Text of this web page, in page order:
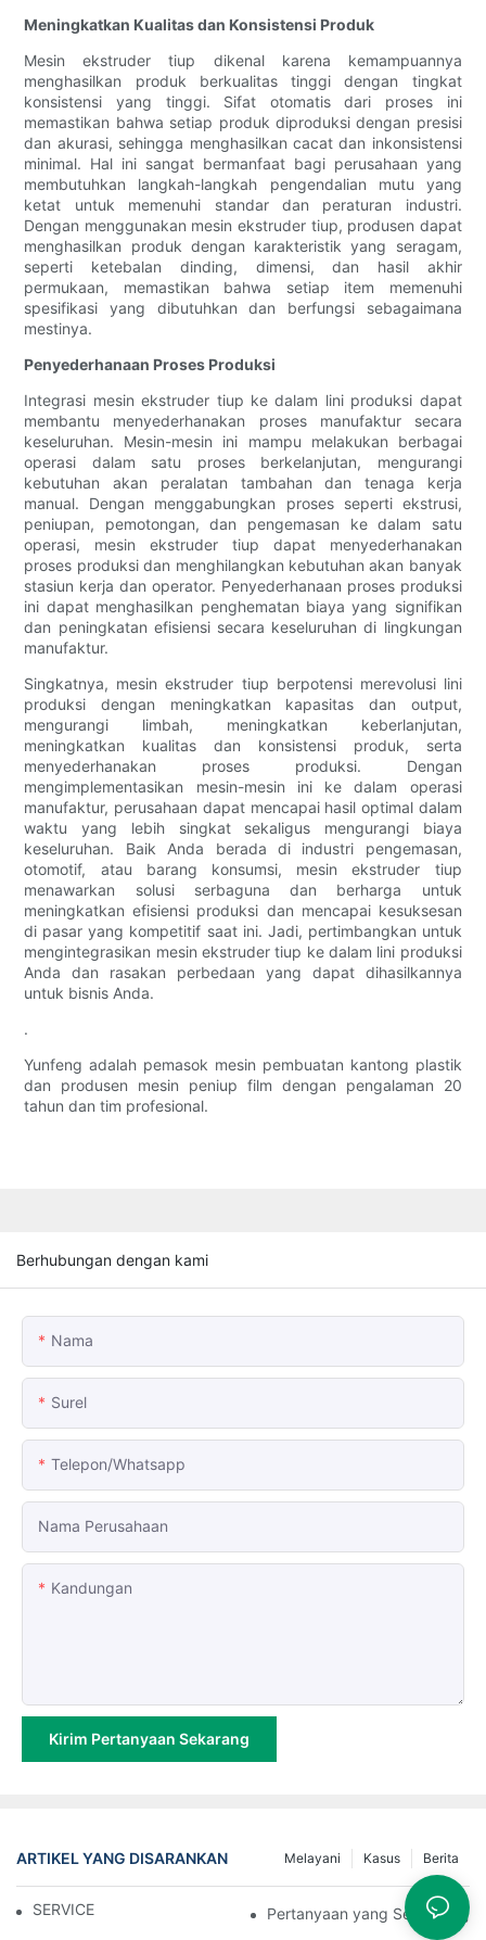
Meningkatkan Kualitas dan Konsistensi Produk
Mesin ekstruder tiup dikenal karena kemampuannya
menghasilkan produk berkualitas tinggi dengan tingkat
konsistensi yang tinggi. Sifat otomatis dari proses ini
memastikan bahwa setiap produk diproduksi dengan presisi
dan akurasi, sehingga menghasilkan cacat dan inkonsistensi
minimal. Hal ini sangat bermanfaat bagi perusahaan yang
membutuhkan langkah-langkah pengendalian mutu yang
ketat untuk memenuhi standar dan peraturan industri.
Dengan menggunakan mesin ekstruder tiup, produsen dapat
menghasilkan produk dengan karakteristik yang seragam,
seperti ketebalan dinding, dimensi, dan hasil akhir
permukaan, memastikan bahwa setiap item memenuhi
spesifikasi yang dibutuhkan dan berfungsi sebagaimana
mestinya.
Penyederhanaan Proses Produksi
Integrasi mesin ekstruder tiup ke dalam lini produksi dapat
membantu menyederhanakan proses manufaktur secara
keseluruhan. Mesin-mesin ini mampu melakukan berbagai
operasi dalam satu proses berkelanjutan, mengurangi
kebutuhan akan peralatan tambahan dan tenaga kerja
manual. Dengan menggabungkan proses seperti ekstrusi,
peniupan, pemotongan, dan pengemasan ke dalam satu
operasi, mesin ekstruder tiup dapat menyederhanakan
proses produksi dan menghilangkan kebutuhan akan banyak
stasiun kerja dan operator. Penyederhanaan proses produksi
ini dapat menghasilkan penghematan biaya yang signifikan
dan peningkatan efisiensi secara keseluruhan di lingkungan
manufaktur.
Singkatnya, mesin ekstruder tiup berpotensi merevolusi lini
produksi dengan meningkatkan kapasitas dan output,
mengurangi limbah, meningkatkan keberlanjutan,
meningkatkan kualitas dan konsistensi produk, serta
menyederhanakan proses produksi. Dengan
mengimplementasikan mesin-mesin ini ke dalam operasi
manufaktur, perusahaan dapat mencapai hasil optimal dalam
waktu yang lebih singkat sekaligus mengurangi biaya
keseluruhan. Baik Anda berada di industri pengemasan,
otomotif, atau barang konsumsi, mesin ekstruder tiup
menawarkan solusi serbaguna dan berharga untuk
meningkatkan efisiensi produksi dan mencapai kesuksesan
di pasar yang kompetitif saat ini. Jadi, pertimbangkan untuk
mengintegrasikan mesin ekstruder tiup ke dalam lini produksi
Anda dan rasakan perbedaan yang dapat dihasilkannya
untuk bisnis Anda.
.
Yunfeng adalah pemasok mesin pembuatan kantong plastik
dan produsen mesin peniup film dengan pengalaman 20
tahun dan tim profesional.
Berhubungan dengan kami
Nama
Surel
Telepon/whatsapp
Nama Perusahaan
Kandungan
Kirim Pertanyaan Sekarang
ARTIKEL YANG DISARANKAN Berita
Kasus
Melayani
SERVICE Pertanyaan yang Sering